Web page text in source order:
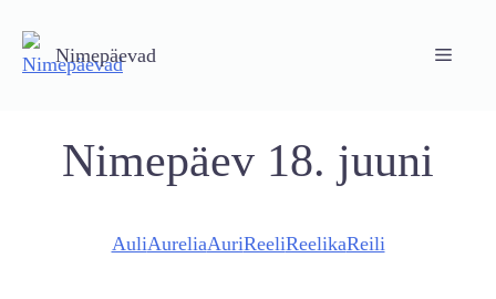
content
Nimepäevad Menu
Nimepäev 18. juuni
AuliAureliaAuriReeliReelikaReili